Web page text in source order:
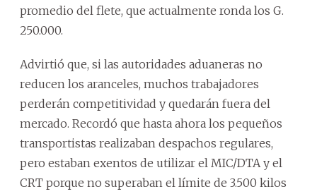
promedio del flete, que actualmente ronda los G.
250.000.
Advirtió que, si las autoridades aduaneras no
reducen los aranceles, muchos trabajadores
perderán competitividad y quedarán fuera del
mercado. Recordó que hasta ahora los pequeños
transportistas realizaban despachos regulares,
pero estaban exentos de utilizar el MIC/DTA y el
CRT porque no superaban el límite de 3.500 kilos